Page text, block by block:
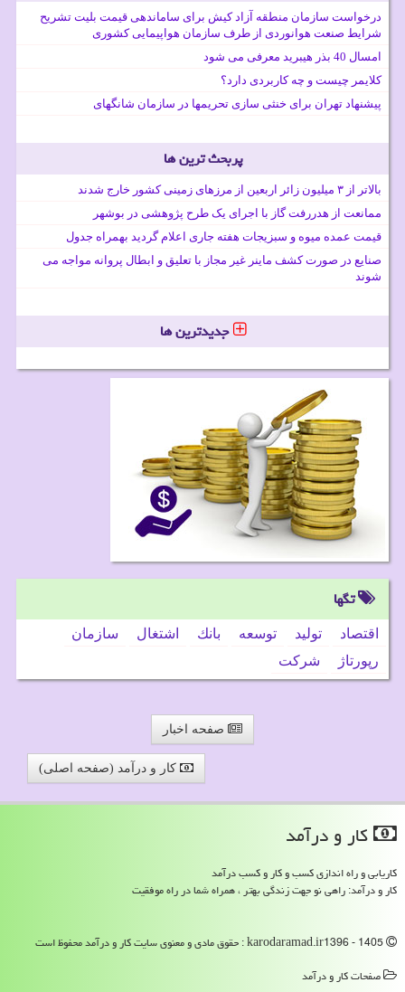
درخواست سازمان منطقه آزاد کیش برای ساماندهی قیمت بلیت تشریح
شرایط صنعت هوانوردی از طرف سازمان هواپیمایی کشوری
امسال 40 بذر هیبرید معرفی می شود
کلایمر چیست و چه کاربردی دارد؟
پیشنهاد تهران برای خنثی سازی تحریمها در سازمان شانگهای
پربحث ترین ها
بالاتر از ۳ میلیون زائر اربعین از مرزهای زمینی کشور خارج شدند
ممانعت از هدررفت گاز با اجرای یک طرح پژوهشی در بوشهر
قیمت عمده میوه و سبزیجات هفته جاری اعلام گردید بهمراه جدول
صنایع در صورت کشف ماینر غیر مجاز با تعلیق و ابطال پروانه مواجه می
شوند
جدیدترین ها
تگها
اقتصاد تولید توسعه بانك اشتغال
سازمان
رپورتاژ
شركت
صفحه اخبار
کار و درآمد (صفحه اصلی)
كار و درآمد
کاریابی و راه اندازی کسب و کار و کسب درآمد
کار و درآمد: راهی نو جهت زندگی بهتر ، همراه شما در راه موفقیت
صفحات كار و درآمد